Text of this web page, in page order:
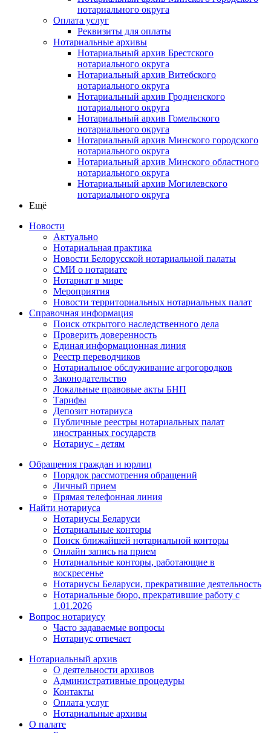
нотариального округа
Оплата услуг
Реквизиты для оплаты
Нотариальные архивы
Нотариальный архив Брестского
нотариального округа
Нотариальный архив Витебского
нотариального округа
Нотариальный архив Гродненского
нотариального округа
Нотариальный архив Гомельского
нотариального округа
Нотариальный архив Минского городского
нотариального округа
Нотариальный архив Минского областного
нотариального округа
Нотариальный архив Могилевского
нотариального округа
Ещё
Новости
Актуально
Нотариальная практика
Новости Белорусской нотариальной палаты
СМИ о нотариате
Нотариат в мире
Мероприятия
Новости территориальных нотариальных палат
Справочная информация
Поиск открытого наследственного дела
Проверить доверенность
Единая информационная линия
Реестр переводчиков
Нотариальное обслуживание агрогородков
Законодательство
Локальные правовые акты БНП
Тарифы
Депозит нотариуса
Публичные реестры нотариальных палат
иностранных государств
Нотариус - детям
Обращения граждан и юрлиц
Порядок рассмотрения обращений
Личный прием
Прямая телефонная линия
Найти нотариуса
Нотариусы Беларуси
Нотариальные конторы
Поиск ближайшей нотариальной конторы
Онлайн запись на прием
Нотариальные конторы, работающие в
воскресенье
Нотариусы Беларуси, прекратившие деятельность
Нотариальные бюро, прекратившие работу с
1.01.2026
Вопрос нотариусу
Часто задаваемые вопросы
Нотариус отвечает
Нотариальный архив
О деятельности архивов
Административные процедуры
Контакты
Оплата услуг
Нотариальные архивы
О палате